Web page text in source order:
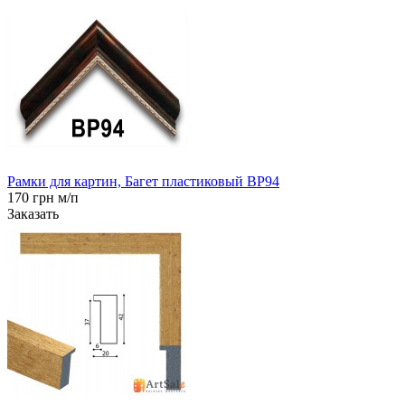
Рамки для картин, Багет пластиковый BP94
170 грн м/п
Заказать